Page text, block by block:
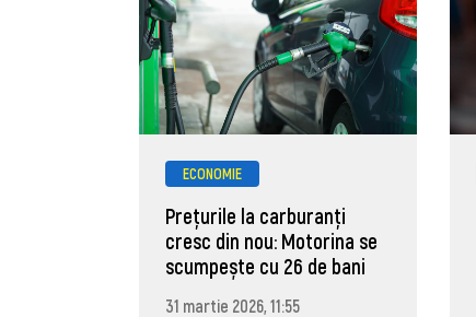
ECONOMIE
Prețurile la carburanţi
cresc din nou: Motorina se
scumpește cu 26 de bani
31 martie 2026, 11:55